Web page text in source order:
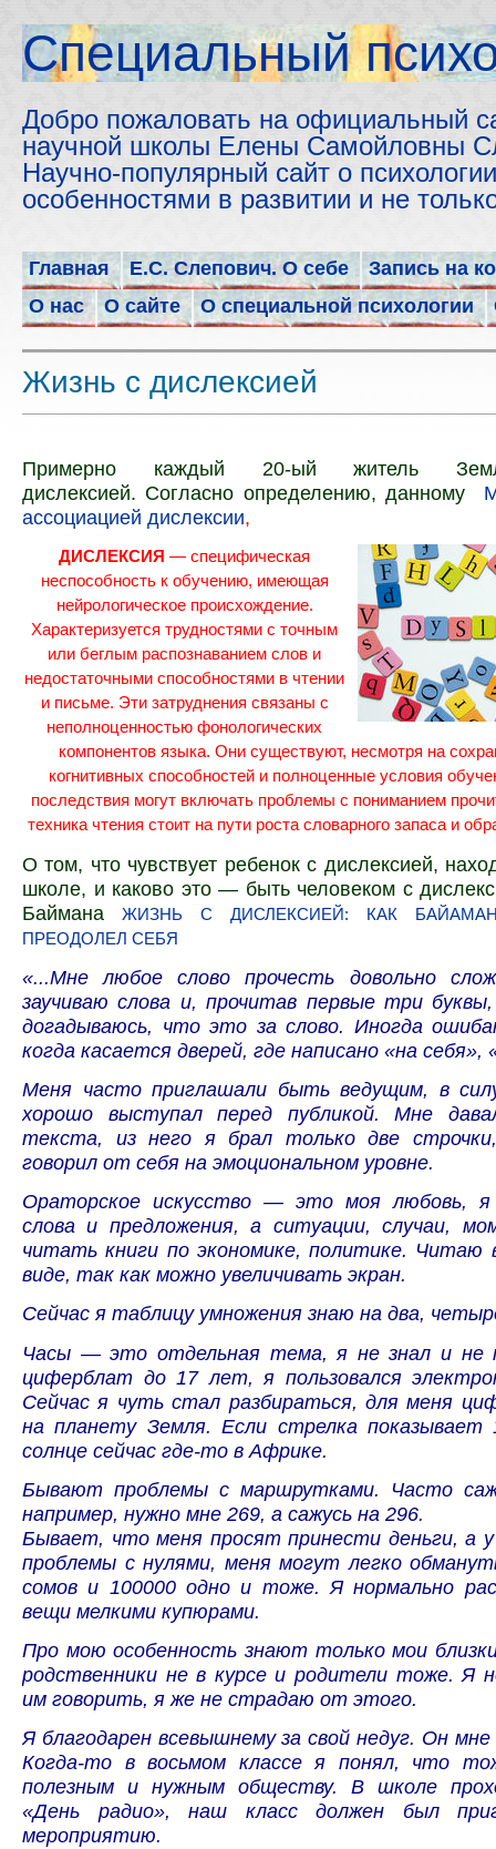
Cпециальный
Добро пожаловать на официальный
научной школы Елены Самойловны
Научно-популярный сайт о
особенностями в развитии и не
Главная Е.С. Слепович. О себе
Запись на
О нас
О сайте О специальной психологии
Жизнь с дислексией
Примерно каждый 20-ый житель
дислексией. Согласно определению, данному
ассоциацией дислексии,
ДИСЛЕКСИЯ — специфическая
неспособность к обучению, имеющая
нейрологическое происхождение.
Характеризуется трудностями с точным
или беглым распознаванием слов и
недостаточными способностями в чтении
и письме. Эти затруднения связаны с
неполноценностью фонологических
компонентов языка. Они существуют, несмотря на
когнитивных способностей и полноценные условия
последствия могут включать проблемы с пониманием
техника чтения стоит на пути роста словарного запаса и
О том, что чувствует ребенок с дислексией,
школе, и каково это — быть человеком с
Баймана
ЖИЗНЬ С ДИСЛЕКСИЕЙ: КАК
ПРЕОДОЛЕЛ СЕБЯ
«...Мне любое слово прочесть довольно
заучиваю слова и, прочитав первые три
догадываюсь, что это за слово. Иногда
когда касается дверей, где написано «на себя»,
Меня часто приглашали быть ведущим, в
хорошо выступал перед публикой. Мне
текста, из него я брал только две
говорил от себя на эмоциональном уровне.
Ораторское искусство — это моя любовь, я
слова и предложения, а ситуации, случаи,
читать книги по экономике, политике. Читаю
виде, так как можно увеличивать экран.
Сейчас я таблицу умножения знаю на два,
Часы — это отдельная тема, я не знал и не
циферблат до 17 лет, я пользовался
Сейчас я чуть стал разбираться, для меня
на планету Земля. Если стрелка
солнце сейчас где-то в Африке.
Бывают проблемы с маршрутками. Часто
например, нужно мне 269, а сажусь на 296.
Бывает, что меня просят принести деньги, а
проблемы с нулями, меня могут легко
сомов и 100000 одно и тоже. Я нормально
вещи мелкими купюрами.
Про мою особенность знают только мои
родственники не в курсе и родители тоже. Я
им говорить, я же не страдаю от этого.
Я благодарен всевышнему за свой недуг. Он мне
Когда-то в восьмом классе я понял, что
полезным и нужным обществу. В школе
«День радио», наш класс должен был
мероприятию.